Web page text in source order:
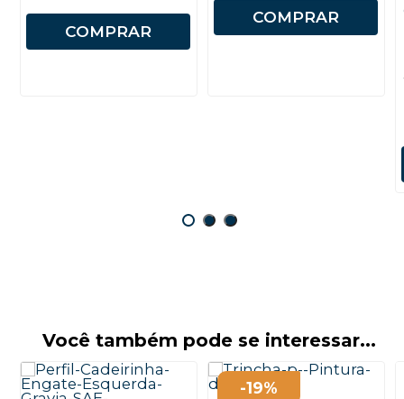
COMPRAR
COMPRAR
Você também pode se interessar...
-19%